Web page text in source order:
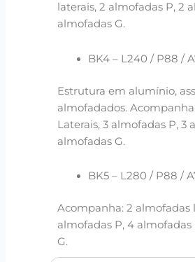
laterais, 2 almofadas P, 2
almofadas G.
BK4 – L240 / P88 /
Estrutura em alumínio,
almofadados.
Laterais, 3 almofadas P, 3
almofadas G.
BK5 – L280 / P88 /
Acompanha: 2 almofadas
almofadas P, 4
G.